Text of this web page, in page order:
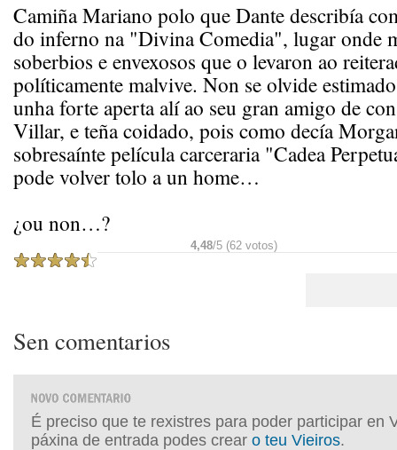
Camiña Mariano polo que Dante describía
do inferno na "Divina Comedia", lugar onde
soberbios e envexosos que o levaron ao
políticamente malvive. Non se olvide
unha forte aperta alí ao seu gran amigo de
Villar, e teña coidado, pois como decía
sobresaínte película carceraria "Cadea
pode volver tolo a un home…
¿ou non…?
4,48/5 (62 votos)
Sen comentarios
É preciso que te rexistres para poder participar en
páxina de entrada podes crear o teu Vieiros.